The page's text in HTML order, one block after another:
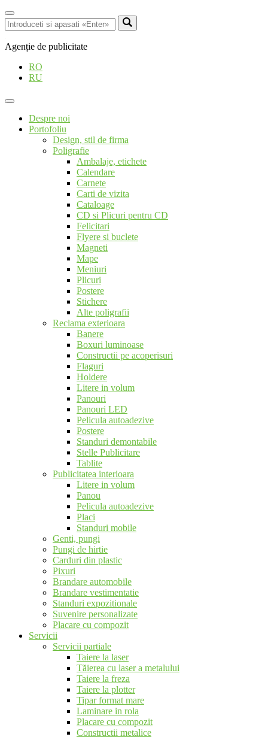
Agenție de publicitate
RO
RU
Despre noi
Portofoliu
Design, stil de firma
Poligrafie
Ambalaje, etichete
Calendare
Carnete
Carti de vizita
Cataloage
CD si Plicuri pentru CD
Felicitari
Flyere si buclete
Magneti
Mape
Meniuri
Plicuri
Postere
Stichere
Alte poligrafii
Reclama exterioara
Banere
Boxuri luminoase
Constructii pe acoperisuri
Flaguri
Holdere
Litere in volum
Panouri
Panouri LED
Pelicula autoadezive
Postere
Standuri demontabile
Stelle Publicitare
Tablite
Publicitatea interioara
Litere in volum
Panou
Pelicula autoadezive
Placi
Standuri mobile
Genti, pungi
Pungi de hirtie
Carduri din plastic
Pixuri
Brandare automobile
Brandare vestimentatie
Standuri expozitionale
Suvenire personalizate
Placare cu compozit
Servicii
Servicii partiale
Taiere la laser
Tăierea cu laser a metalului
Taiere la freza
Taiere la plotter
Tipar format mare
Laminare in rola
Placare cu compozit
Constructii metalice